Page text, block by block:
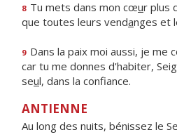
8 Tu mets dans mon cœur plus
que toutes leurs vendanges et
9 Dans la paix moi aussi, je me
car tu me donnes d'habiter,
seul, dans la confiance.
ANTIENNE
Au long des nuits, bénissez le